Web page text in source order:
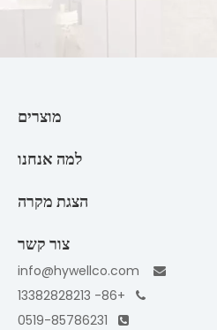
מוצרים
למה אנחנו
הצגת מקרה
צור קשר

info@hywellco.com

+86- 13382828213
